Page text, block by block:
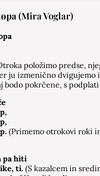
(Mira Voglar)
položimo predse,
ju izmenično dvigujemo
bodo pokrčene, s
(Primemo otrokovi roki
pa hiti
ti. (S kazalcem in